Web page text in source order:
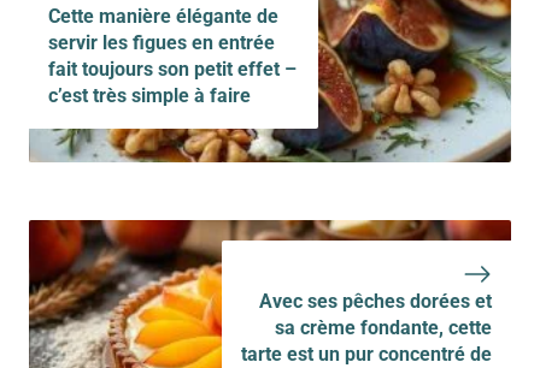
Cette manière élégante de
servir les figues en entrée
fait toujours son petit effet –
c’est très simple à faire
Avec ses pêches dorées et
sa crème fondante, cette
tarte est un pur concentré de